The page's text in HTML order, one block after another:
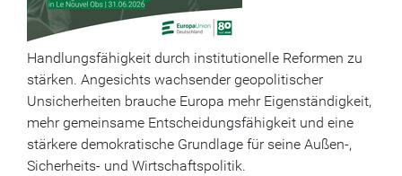
Handlungsfähigkeit durch institutionelle Reformen zu
stärken. Angesichts wachsender geopolitischer
Unsicherheiten brauche Europa mehr Eigenständigkeit,
mehr gemeinsame Entscheidungsfähigkeit und eine
stärkere demokratische Grundlage für seine Außen-,
Sicherheits- und Wirtschaftspolitik.